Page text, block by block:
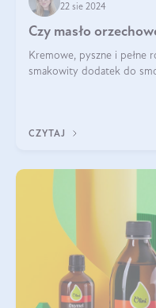
22 sie 2024
Czy masło
Kremowe, pyszne i pełne
smakowity dodatek do
CZYTAJ